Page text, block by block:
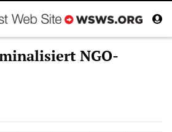
NGO-